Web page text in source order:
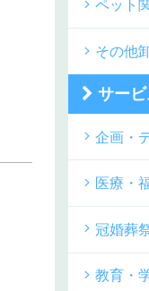
ペット
その他
サービ
企画・
医療・
冠婚葬
教育・